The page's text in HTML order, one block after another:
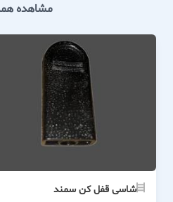
مشاهده
شاسی قفل کن سمند